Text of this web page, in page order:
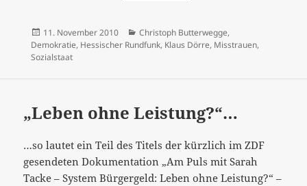
die
Veröffentlicht
am
11. November 2010 Kategorien
Christoph Butterwegge,
Demokratie, Hessischer Rundfunk, Klaus Dörre, Misstrauen,
Sozialstaat
„Leben ohne Leistung?“…
…so lautet ein Teil des Titels der kürzlich im ZDF
gesendeten Dokumentation „Am Puls mit Sarah
Tacke – System Bürgergeld: Leben ohne Leistung?“ –